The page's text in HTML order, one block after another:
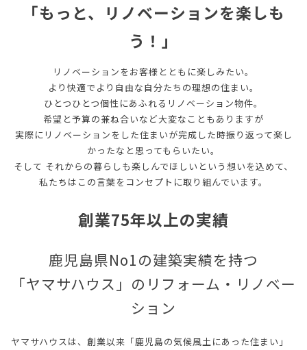
「もっと、リノベーションを楽しも
う！」
リノベーションをお客様とともに楽しみたい。
より快適でより自由な自分たちの理想の住まい。
ひとつひとつ個性にあふれるリノベーション物件。
希望と予算の兼ね合いなど大変なこともありますが
実際にリノベーションをした住まいが完成した時振り返って楽し
かったなと思ってもらいたい。
そして それからの暮らしも楽しんでほしいという想いを込めて、
私たちはこの言葉をコンセプトに取り組んでいます。
創業75年以上の実績
鹿児島県No1の建築実績を持つ
「ヤマサハウス」のリフォーム・リノベー
ション
ヤマサハウスは、創業以来「鹿児島の気候風土にあった住まい」